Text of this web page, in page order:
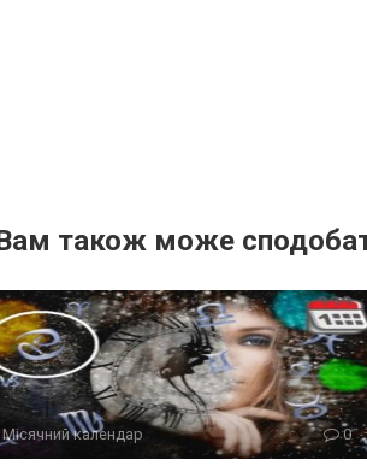
також може
Місячний календар 0